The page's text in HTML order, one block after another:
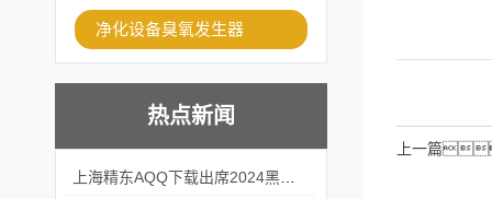
净化设备臭氧发生器
热点新闻
上一篇